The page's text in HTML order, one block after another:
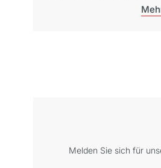
Melden Sie sich für